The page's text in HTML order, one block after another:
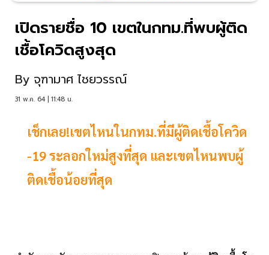
เปิดรายชื่อ 10 เขตในกทม.ที่พบผู้ติด
เชื้อโควิดสูงสุด
By จุฑามาศ ไชยวรรณ์
31 พ.ค. 64 | 11:48 น.
เช็กเลย!เขตไหนในกทม.ที่มีผู้ติดเชื้อโควิด
-19 ระลอกใหม่สูงที่สุด และเขตไหนพบผู้
ติดเชื้อน้อยที่สุด